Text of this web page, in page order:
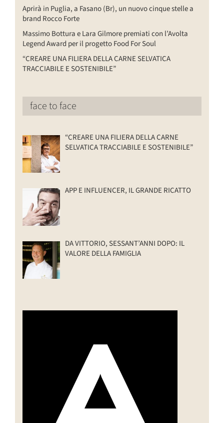
Aprirà in Puglia, a Fasano (Br), un nuovo cinque stelle a
brand Rocco Forte
Massimo Bottura e Lara Gilmore premiati con l’Avolta
Legend Award per il progetto Food For Soul
“CREARE UNA FILIERA DELLA CARNE SELVATICA
TRACCIABILE E SOSTENIBILE”
face to face
“CREARE UNA FILIERA DELLA CARNE
SELVATICA TRACCIABILE E SOSTENIBILE”
APP E INFLUENCER, IL GRANDE RICATTO
DA VITTORIO, SESSANT’ANNI DOPO: IL
VALORE DELLA FAMIGLIA